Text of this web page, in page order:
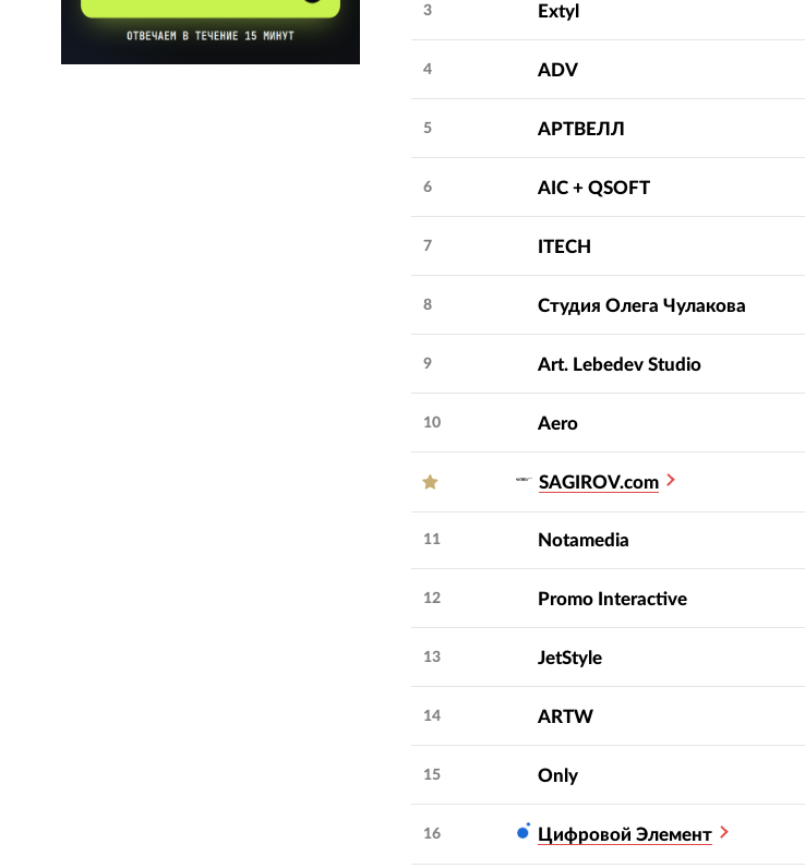
3 Extyl
4 ADV
5 АРТВЕЛЛ
6 AIC + QSOFT
7 ITECH
8 Студия Олега Чулакова
9 Art. Lebedev Studio
10 Aero
SAGIROV.com
11 Notamedia
12 Promo Interactive
13 JetStyle
14 ARTW
15 Only
16 Цифровой Элемент